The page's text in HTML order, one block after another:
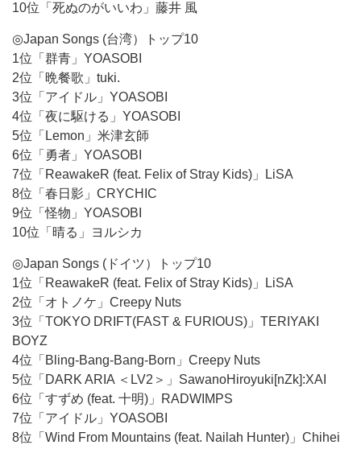
10位「死ぬのがいいわ」藤井 風
◎Japan Songs (台湾）トップ10
1位「群青」YOASOBI
2位「晩餐歌」tuki.
3位「アイドル」YOASOBI
4位「夜に駆ける」YOASOBI
5位「Lemon」米津玄師
6位「勇者」YOASOBI
7位「ReawakeR (feat. Felix of Stray Kids)」LiSA
8位「春日影」CRYCHIC
9位「怪物」YOASOBI
10位「晴る」ヨルシカ
◎Japan Songs (ドイツ）トップ10
1位「ReawakeR (feat. Felix of Stray Kids)」LiSA
2位「オトノケ」Creepy Nuts
3位「TOKYO DRIFT(FAST & FURIOUS)」TERIYAKI
BOYZ
4位「Bling-Bang-Bang-Born」Creepy Nuts
5位「DARK ARIA ＜LV2＞」SawanoHiroyuki[nZk]:XAI
6位「すずめ (feat. 十明)」RADWIMPS
7位「アイドル」YOASOBI
8位「Wind From Mountains (feat. Nailah Hunter)」Chihei